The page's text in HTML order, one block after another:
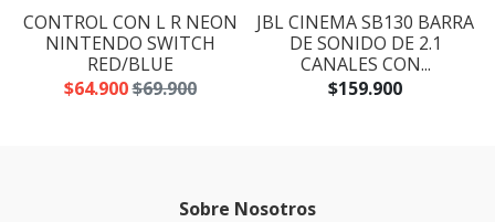
CONTROL CON L R NEON
NINTENDO SWITCH
RED/BLUE
$64.900$69.900
JBL CINEMA SB130 BARRA
DE SONIDO DE 2.1
CANALES CON...
$159.900
Sobre Nosotros